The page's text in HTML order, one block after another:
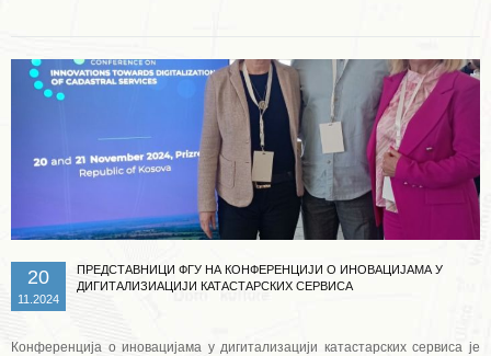
20
11.2024
ПРЕДСТАВНИЦИ ФГУ НА КОНФЕРЕНЦИЈИ О ИНОВАЦИЈАМА У
ДИГИТАЛИЗИАЦИЈИ КАТАСТАРСКИХ СЕРВИСА
Конференција о иновацијама у дигитализацији катастарских сервиса је